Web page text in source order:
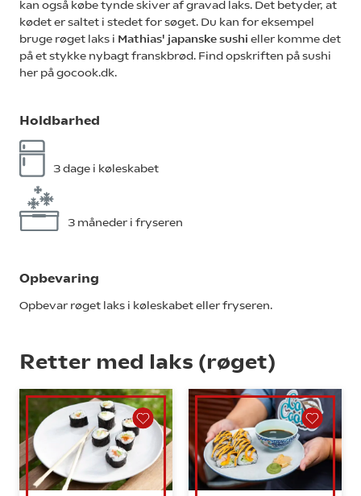
kan også købe tynde skiver af gravad laks. Det betyder, at
kødet er saltet i stedet for søget. Du kan for eksempel
bruge røget laks i Mathias' japanske sushi eller komme det
på et stykke nybagt franskbrød. Find opskriften på sushi
her på gocook.dk.
Holdbarhed
3 dage i køleskabet
3 måneder i fryseren
Opbevaring
Opbevar røget laks i køleskabet eller fryseren.
Retter med laks (røget)